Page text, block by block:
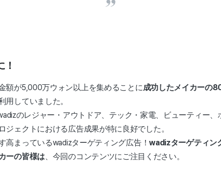
額が5,000万ウォン以上を集めることに成功したメイカーの
用していました。
のレジャー・アウトドア、テック・家電、ビューティー、
ジェクトにおける広告成果が特に良好でした。
高まっているwadizターゲティング広告！wadizターゲティン
ーの皆様は、今回のコンテンツにご注目ください。